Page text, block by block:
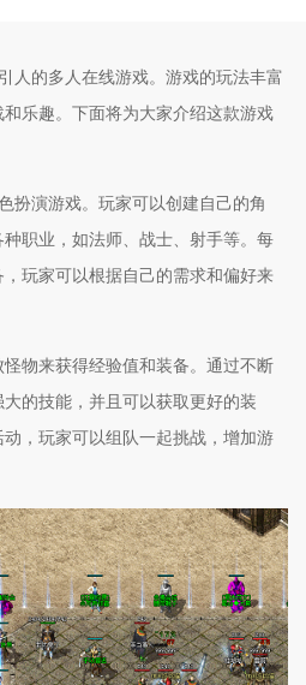
人的多人在线游戏。游戏的玩法丰富
乐趣。下面将为大家介绍这款游戏
扮演游戏。玩家可以创建自己的角
职业，如法师、战士、射手等。每
玩家可以根据自己的需求和偏好来
物来获得经验值和装备。通过不断
的技能，并且可以获取更好的装
，玩家可以组队一起挑战，增加游